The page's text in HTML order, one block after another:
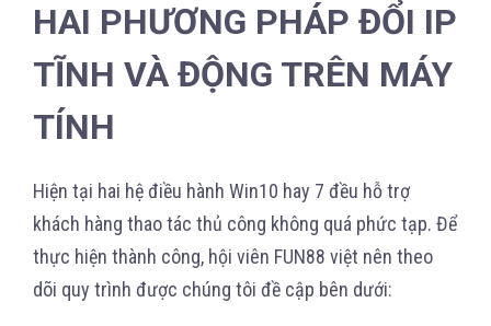
HAI PHƯƠNG PHÁP ĐỔI IP
TĨNH VÀ ĐỘNG TRÊN MÁY
TÍNH
Hiện tại hai hệ điều hành Win10 hay 7 đều hỗ trợ
khách hàng thao tác thủ công không quá phức tạp. Để
thực hiện thành công, hội viên FUN88 việt nên theo
dõi quy trình được chúng tôi đề cập bên dưới: